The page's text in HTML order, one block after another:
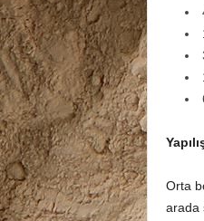
Orta
arada